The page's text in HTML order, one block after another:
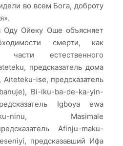
во всем Бога, доброту
Оду Ойеку Оше объясняет
смерти, как
части естественного
предсказатель дома
Aiteteku-ise, предсказатель
Bi-iku-ba-de-ka-yin-
Igboya ewa
ninu, Masimale
Afinju-maku-
предсказавший Ифа